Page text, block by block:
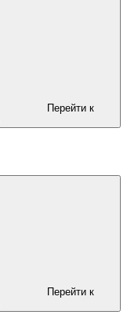
Перейти к
Перейти к